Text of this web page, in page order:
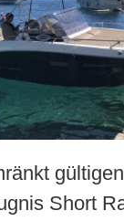
gültigen
Short